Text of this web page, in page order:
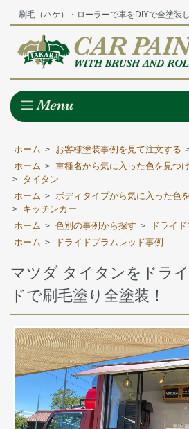
刷毛（ハケ）・ローラーで車をDIYで全塗装し
ホーム > お客様塗装事例を見て注文する
ホーム > 車種名から気に入った色を見つ
>
タイタン
ホーム > ボディタイプから気に入った色
>
キッチンカー
ホーム > 色別の事例から探す >
ドライ
ホーム > ドライドプラムレッド事例
マツダ タイタンをドラ
ドで刷毛塗り全塗装！